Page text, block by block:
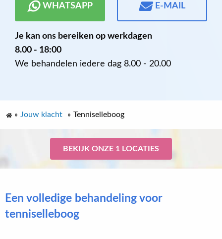
WHATSAPP E-MAIL
Je kan ons bereiken op werkdagen
8.00 - 18:00
We behandelen iedere dag 8.00 - 20.00
» Jouw klacht » Tenniselleboog
BEKIJK ONZE 1 LOCATIES
Een volledige behandeling voor
tenniselleboog